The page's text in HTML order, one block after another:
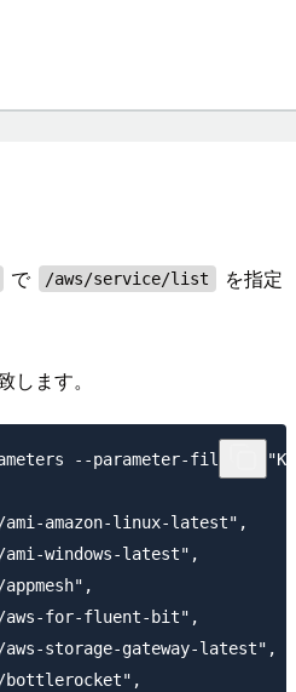
で /aws/service/list
を指定
ます。
--parameter-filters
amazon-linux-latest",
windows-latest",
for-fluent-bit",
storage-gateway-latest",